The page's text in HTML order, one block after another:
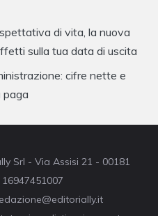
di vita, la nuova
sulla tua data di uscita
cifre nette e
paga
Srl - Via Assisi 21 - 00181